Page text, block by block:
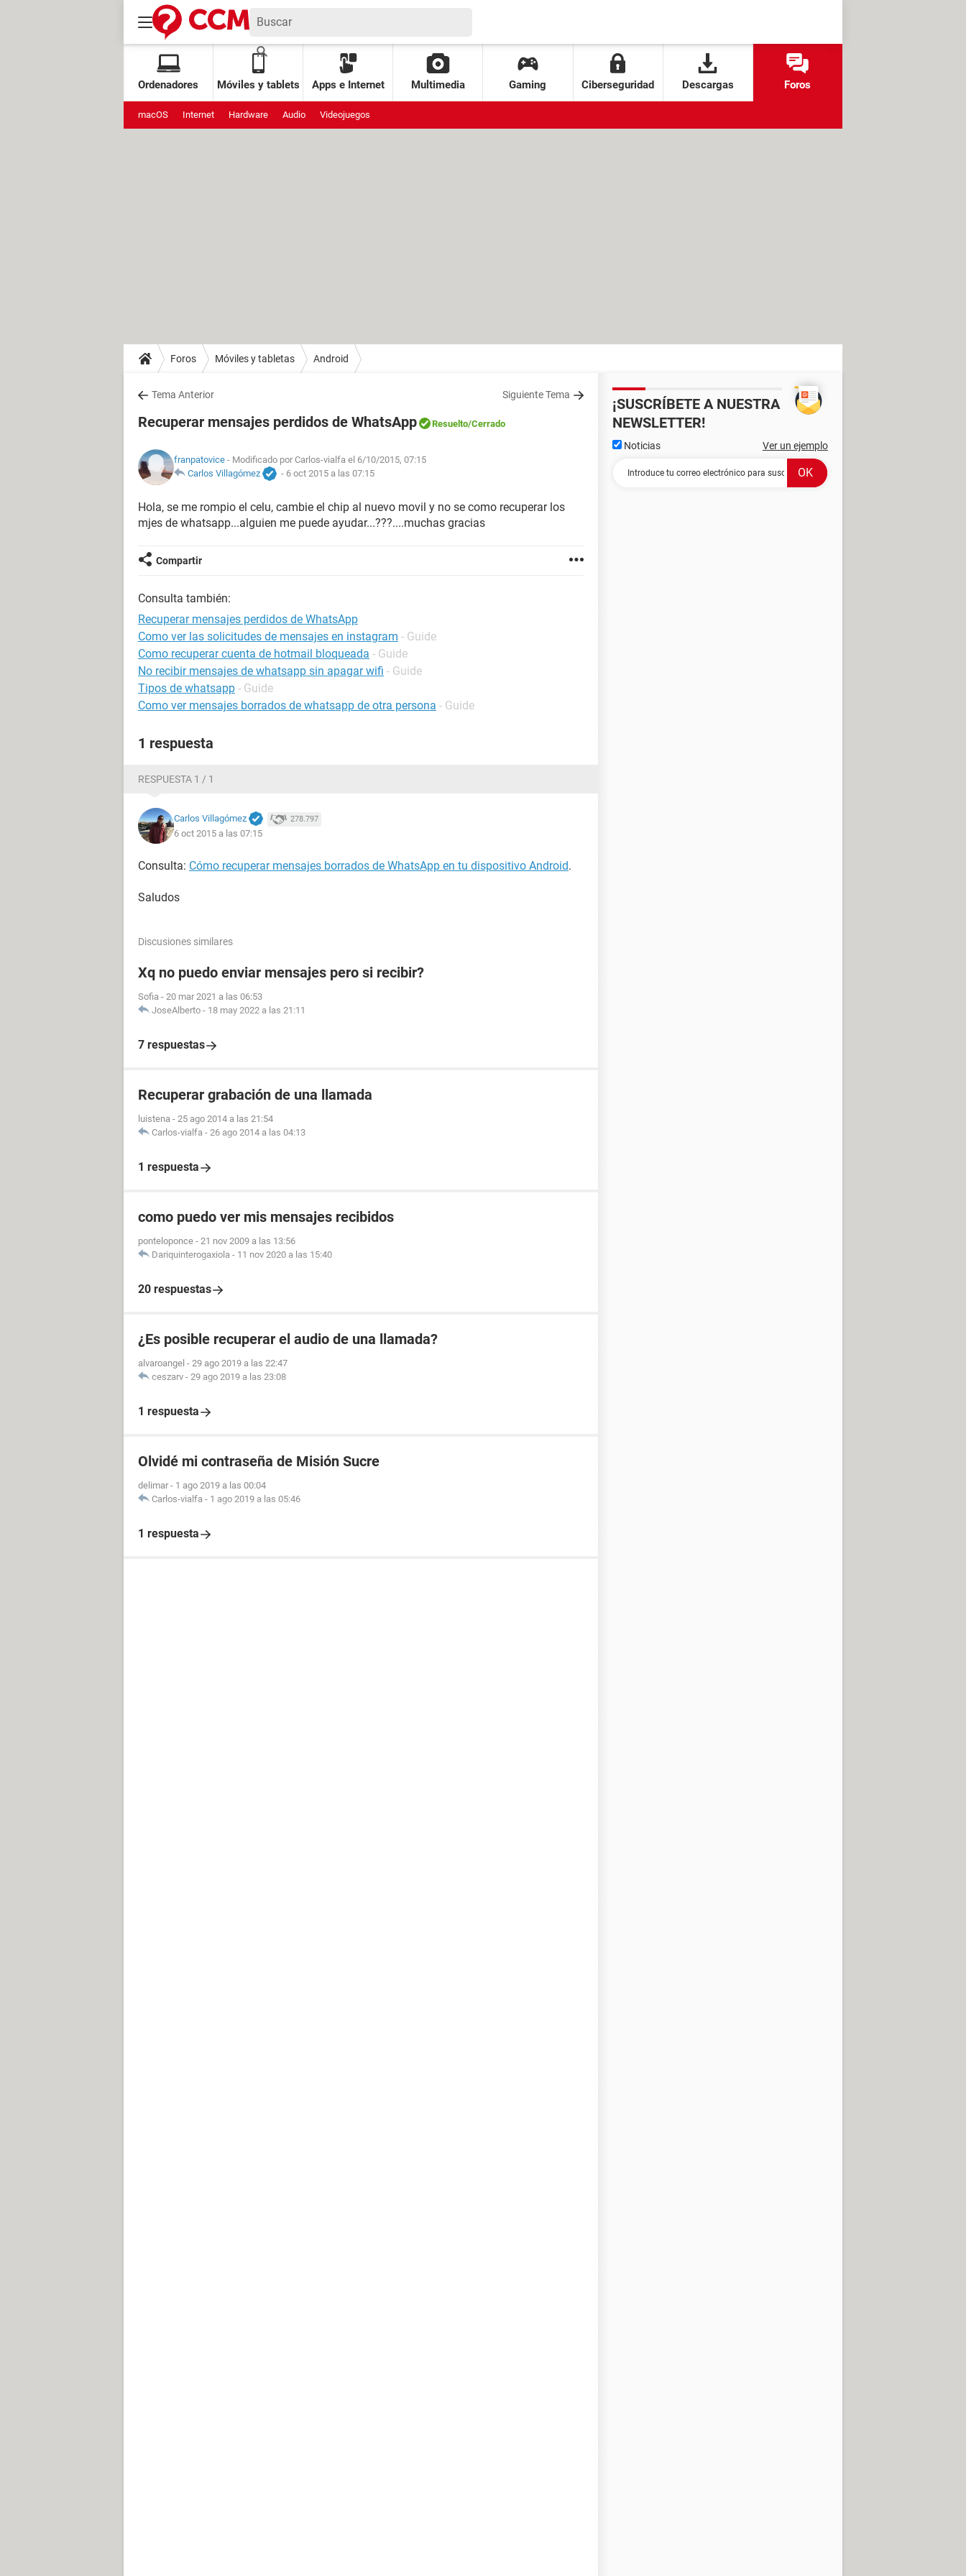
Ordenadores Móviles y tablets Apps e Internet Multimedia Gaming Ciberseguridad Descargas Foros
macOS Internet Hardware Audio Videojuegos
Foros Móviles y tabletas Android
Tema Anterior Siguiente Tema
Recuperar mensajes perdidos de WhatsApp Resuelto/Cerrado
franpatovice - Modificado por Carlos-vialfa el 6/10/2015, 07:15
Carlos Villagómez
- 6 oct 2015 a las 07:15
Hola, se me rompio el celu, cambie el chip al nuevo movil y no se como recuperar los
mjes de whatsapp...alguien me puede ayudar...???....muchas gracias
Compartir
Consulta también:
Recuperar mensajes perdidos de WhatsApp
Como ver las solicitudes de mensajes en instagram - Guide
Como recuperar cuenta de hotmail bloqueada - Guide
No recibir mensajes de whatsapp sin apagar wifi - Guide
Tipos de whatsapp - Guide
Como ver mensajes borrados de whatsapp de otra persona - Guide
1 respuesta
RESPUESTA 1 / 1
Carlos Villagómez 278.797
6 oct 2015 a las 07:15
Consulta: Cómo recuperar mensajes borrados de WhatsApp en tu dispositivo Android.
Saludos
Discusiones similares
Xq no puedo enviar mensajes pero si recibir?
Sofia - 20 mar 2021 a las 06:53
JoseAlberto - 18 may 2022 a las 21:11
7 respuestas
Recuperar grabación de una llamada
luistena - 25 ago 2014 a las 21:54
Carlos-vialfa - 26 ago 2014 a las 04:13
1 respuesta
como puedo ver mis mensajes recibidos
ponteloponce - 21 nov 2009 a las 13:56
Dariquinterogaxiola - 11 nov 2020 a las 15:40
20 respuestas
¿Es posible recuperar el audio de una llamada?
alvaroangel - 29 ago 2019 a las 22:47
ceszarv - 29 ago 2019 a las 23:08
1 respuesta
Olvidé mi contraseña de Misión Sucre
delimar - 1 ago 2019 a las 00:04
Carlos-vialfa - 1 ago 2019 a las 05:46
1 respuesta
¡SUSCRÍBETE A NUESTRA
NEWSLETTER!
Noticias Ver un ejemplo